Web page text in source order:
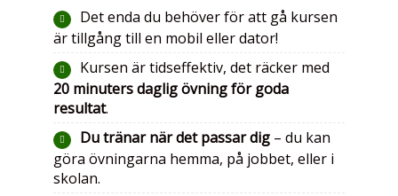
Det enda du behöver för att gå kursen
är tillgång till en mobil eller dator!
Kursen är tidseffektiv, det räcker med
20 minuters daglig övning för goda
resultat.
Du tränar när det passar dig – du kan
göra övningarna hemma, på jobbet, eller i
skolan.